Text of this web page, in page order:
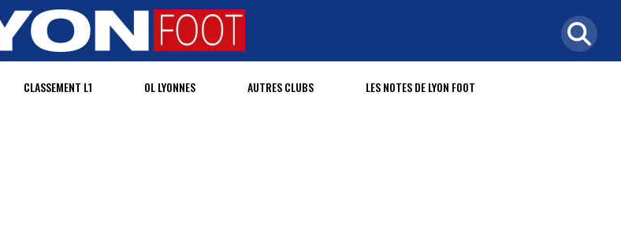
CLASSEMENT L1 OL LYONNES AUTRES CLUBS LES NOTES DE LYON FOOT